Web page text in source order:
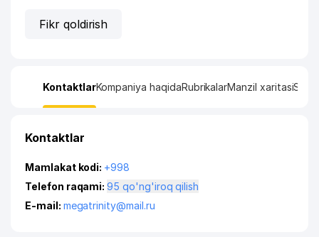
Fikr qoldirish
KontaktlarKompaniya haqidaRubrikalarManzil xaritasi
Kontaktlar
Mamlakat kodi: +998
Telefon raqami:
95 qo'ng'iroq qilish
E-mail: megatrinity@mail.ru